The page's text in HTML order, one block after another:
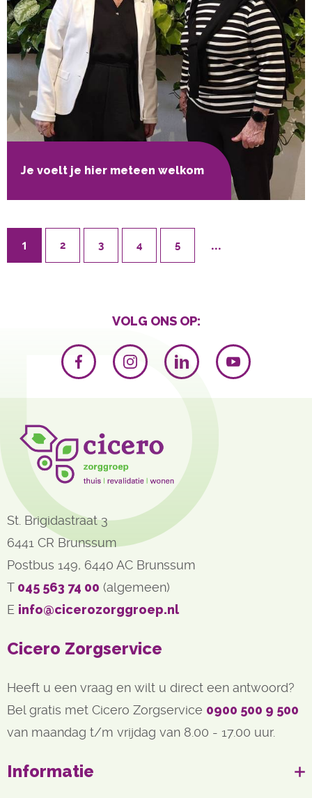
Je voelt je hier meteen welkom
1 2 3 4 5 ...
VOLG ONS OP:
St. Brigidastraat 3
6441 CR Brunssum
Postbus 149, 6440 AC Brunssum
T 045 563 74 00 (algemeen)
E info@cicerozorggroep.nl
Cicero Zorgservice
Heeft u een vraag en wilt u direct een antwoord?
Bel gratis met Cicero Zorgservice 0900 500 9 500
van maandag t/m vrijdag van 8.00 - 17.00 uur.
Informatie